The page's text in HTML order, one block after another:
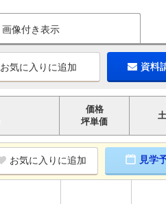
画像付き表示
お気に入りに追加 資料
価格
坪単価
お気に入りに追加 見学